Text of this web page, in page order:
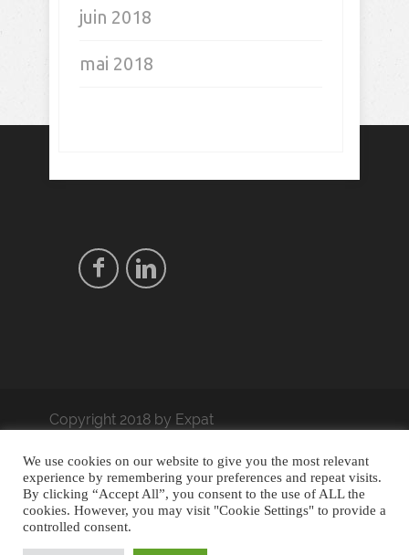
juin 2018
mai 2018
Copyright 2018 by Expat
Themes| Powered by
WordPress
Trouver sa voie
Café expat
Interculturel
We use cookies on our website to give you the most relevant
experience by remembering your preferences and repeat visits.
By clicking “Accept All”, you consent to the use of ALL the
cookies. However, you may visit "Cookie Settings" to provide a
controlled consent.